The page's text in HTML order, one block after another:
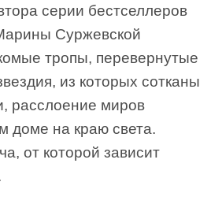
серии бестселлеров
Суржевской
тропы, перевернутые
из которых сотканы
расслоение миров
доме на краю света.
от которой зависит